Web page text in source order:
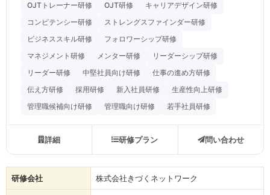
OJTトレーナー研修 OJT研修
キャリアデザイン研修
コンピテンシー研修
ストレングスファインダー研修
ビジネススキル研修
フォロワーシップ研修
マネジメント研修
メンター研修
リーダーシップ研修
リーダー研修
中堅社員向け研修
仕事の進め方研修
伝え方研修
採用研修 新入社員研修
生産性向上研修
管理職候補向け研修
管理職向け研修 若手社員研修
詳細 研修プラン 問い合わせ
研修会社 株式会社きづくネットワーク